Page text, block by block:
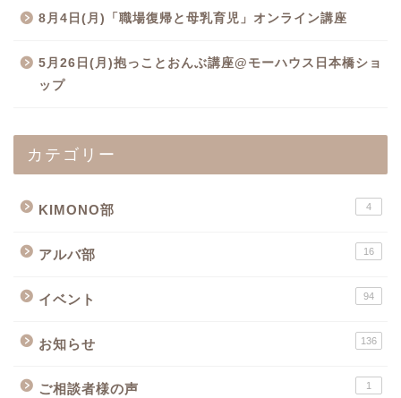
8月4日(月)「職場復帰と母乳育児」オンライン講座
5月26日(月)抱っことおんぶ講座@モーハウス日本橋ショ
ップ
カテゴリー
KIMONO部 4
アルバ部 16
イベント 94
お知らせ 136
ご相談者様の声 1